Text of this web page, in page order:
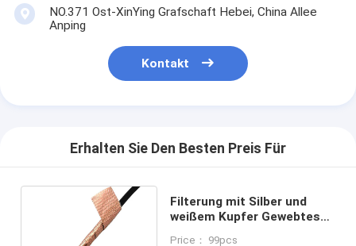
NO.371 Ost-XinYing Grafschaft Hebei, China Allee
Anping
Kontakt
Erhalten Sie Den Besten Preis Für
Filterung mit Silber und
weißem Kupfer Gewebtes
Price： 99pcs